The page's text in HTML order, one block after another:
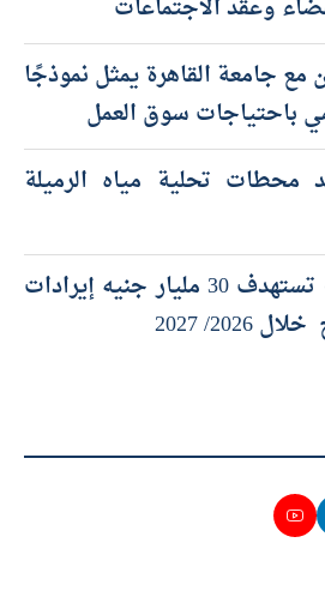
وعقد الاجتماعات
مع جامعة القاهرة يمثل نموذجًا
باحتياجات سوق العمل
محطات تحلية مياه الرميلة
«القابضة الكيماوية» تستهدف 30 مليار جنيه إيرادات